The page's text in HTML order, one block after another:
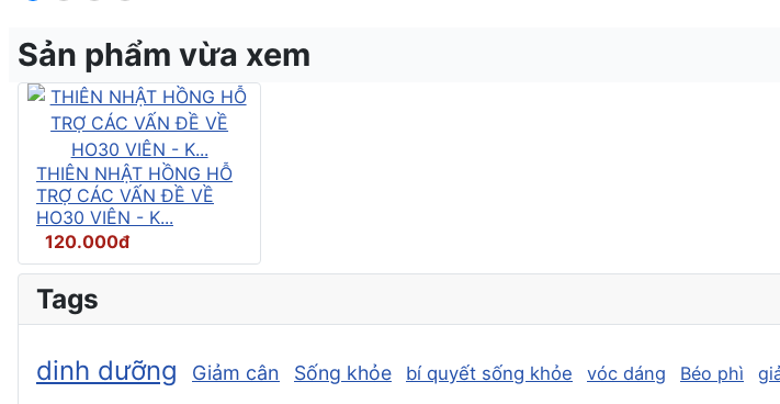
Sản phẩm vừa xem
THIÊN NHẬT HỒNG HỖ
TRỢ CÁC VẤN ĐỀ VỀ
HO30 VIÊN - K...
120.000đ
Tags
dinh dưỡng Giảm cân Sống khỏe bí quyết sống khỏe vóc dáng Béo phì